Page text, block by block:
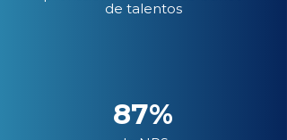
de talentos
87%